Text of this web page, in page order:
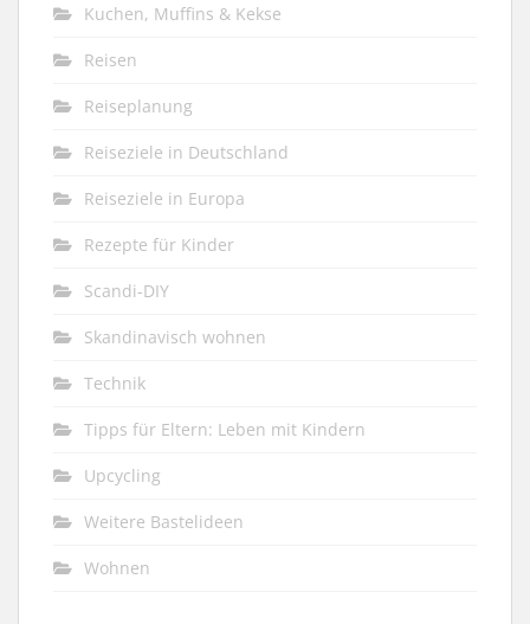
Kuchen, Muffins & Kekse
Reisen
Reiseplanung
Reiseziele in Deutschland
Reiseziele in Europa
Rezepte für Kinder
Scandi-DIY
Skandinavisch wohnen
Technik
Tipps für Eltern: Leben mit Kindern
Upcycling
Weitere Bastelideen
Wohnen